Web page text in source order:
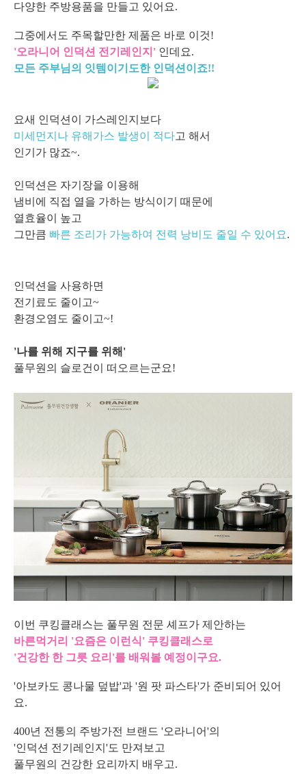
다양한 주방용품을 만들고 있어요.
그중에서도 주목할만한 제품은 바로 이것!
'오라니어 인덕션 전기레인지' 인데요.
모든 주부님의 잇템이기도한 인덕션이죠!!
요새 인덕션이 가스레인지보다
미세먼지나 유해가스 발생이 적다고 해서
인기가 많죠~.
인덕션은 자기장을 이용해
냄비에 직접 열을 가하는 방식이기 때문에
열효율이 높고
그만큼 빠른 조리가 가능하여 전력 낭비도 줄일 수 있어요.
인덕션을 사용하면
전기료도 줄이고~
환경오염도 줄이고~!
'나를 위해 지구를 위해'
풀무원의 슬로건이 떠오르는군요!
이번 쿠킹클래스는 풀무원 전문 셰프가 제안하는
바른먹거리 '요즘은 이런식' 쿠킹클래스로
'건강한 한 그릇 요리'를 배워볼 예정이구요.
'아보카도 콩나물 덮밥'과 '원 팟 파스타'가 준비되어 있어
요.
400년 전통의 주방가전 브랜드 '오라니어'의
'인덕션 전기레인지'도 만져보고
풀무원의 건강한 요리까지 배우고.